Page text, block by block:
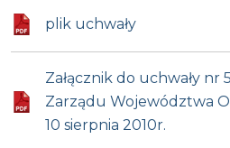
plik uchwały
Załącznik do uchwały nr
Zarządu Województwa
10 sierpnia 2010r.